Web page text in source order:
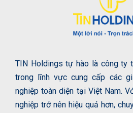
TIN Holdings tự hào là công ty
trong lĩnh vực cung cấp các
nghiệp toàn diện tại Việt Nam.
nghiệp trở nên hiệu quả hơn,